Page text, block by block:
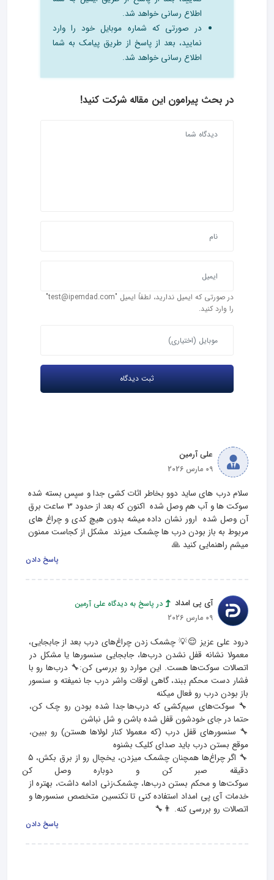
اطلاع رسانی خواهد شد.
در صورتی که شماره موبایل خود را وارد
نمایید، بعد از پاسخ از طریق پیامک به شما
اطلاع رسانی خواهد شد.
در بحث‌ پیرامون این مقاله شرکت کنید!
در صورتی که ایمیل ندارید، لطفاً ایمیل "test@ipemdad.com"
را وارد کنید.
علی آرمین
09 مارس 2026
سلام درب های ساید دوو بخاطر اثات کشی جدا و سپس بسته شده
سوکت ها و آب هم وصل شده  اکنون که بعد از حدود 3 ساعت برق
آن وصل شده  ارور نشان داده میشه بدون هیچ کدی و چراغ های
مربوط به باز بودن درب ها چشمک میزند  مشکل از کجاست ممنون
میشم راهنمایی کنید 🙏
پاسخ دادن
آی پی امداد
در پاسخ به دیدگاه علی آرمین
09 مارس 2026
درود علی عزیز 😌💡 چشمک زدن چراغ‌های درب بعد از جابجایی،
معمولا نشانه‌ قفل نشدن درب‌ها، جابجایی سنسورها یا مشکل در
اتصالات سوکت‌ها هست. این موارد رو بررسی کن:🔧 درب‌ها رو با
فشار دست محکم ببند، گاهی اوقات واشر درب جا نمیفته و سنسور
🔧 سوکت‌های سیم‌کشی که درب‌ها جدا شده بودن رو چک کن،
🔧 سنسورهای قفل درب (که معمولا کنار لولاها هستن) رو ببین،
دقیقه صبر کن و دوباره وصل کن
سوکت‌ها و محکم بستن درب‌ها، چشمک‌زنی ادامه داشت، بهتره از
خدمات آی‌ پی امداد استفاده کنی تا تکنسین متخصص سنسورها و
اتصالات رو بررسی کنه. 👨‍🔧
پاسخ دادن